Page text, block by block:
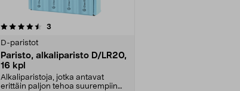
3
D-paristot
Paristo, alkaliparisto D/LR20,
16 kpl
Alkaliparistoja, jotka antavat
erittäin paljon tehoa suurempiin